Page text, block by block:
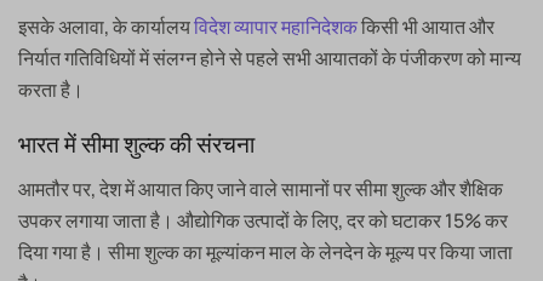
इसके अलावा, के कार्यालयविदेश व्यापार महानिदेशककिसी भी आयात और
निर्यात गतिविधियों में संलग्न होने से पहले सभी आयातकों के पंजीकरण को मान्य
करता है।
भारत में सीमा शुल्क की संरचना
आमतौर पर, देश में आयात किए जाने वाले सामानों पर सीमा शुल्क और शैक्षिक
उपकर लगाया जाता है। औद्योगिक उत्पादों के लिए, दर को घटाकर 15% कर
दिया गया है। सीमा शुल्क का मूल्यांकन माल के लेनदेन के मूल्य पर किया जाता